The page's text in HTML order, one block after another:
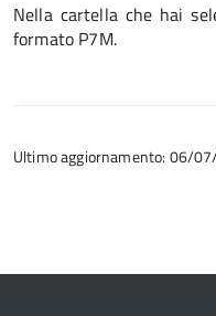
Nella cartella che hai
formato P7M.
Ultimo aggiornamento: 06/